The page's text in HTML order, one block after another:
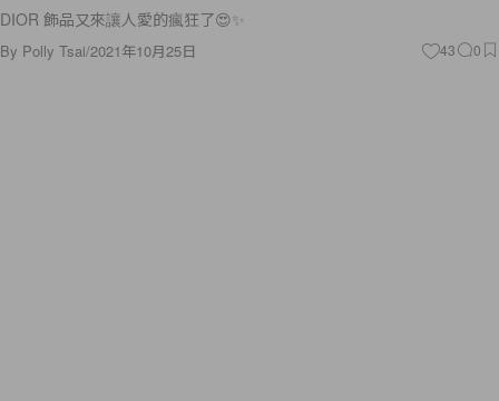
DIOR 飾品又來讓人愛的瘋狂了😍✨
By Polly Tsai/2021年10月25日 43 0